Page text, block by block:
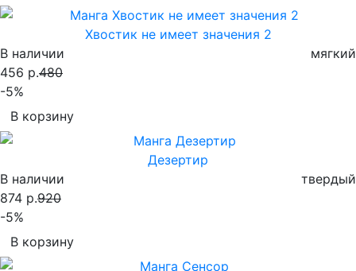
Хвостик не имеет значения 2
В наличии
мягкий
456 р.480
-5%
В корзину
Дезертир
В наличии
твердый
874 р.920
-5%
В корзину